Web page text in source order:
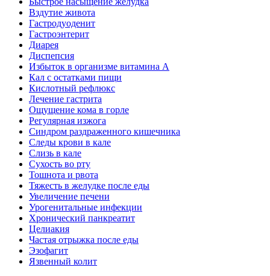
Вздутие живота
Гастродуоденит
Гастроэнтерит
Диарея
Диспепсия
Избыток в организме витамина А
Кал с остатками пищи
Кислотный рефлюкс
Лечение гастрита
Ощущение кома в горле
Регулярная изжога
Синдром раздраженного кишечника
Следы крови в кале
Слизь в кале
Сухость во рту
Тошнота и рвота
Тяжесть в желудке после еды
Увеличение печени
Урогенитальные инфекции
Хронический панкреатит
Целиакия
Частая отрыжка после еды
Эзофагит
Язвенный колит